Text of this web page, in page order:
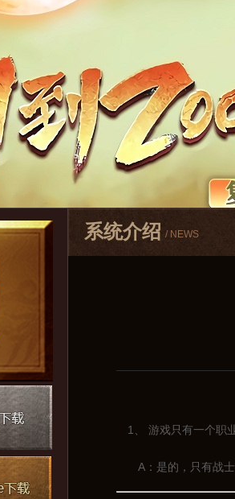
系统介绍 / NEWS
1、 游戏只有一个职
A：是的，只有战士